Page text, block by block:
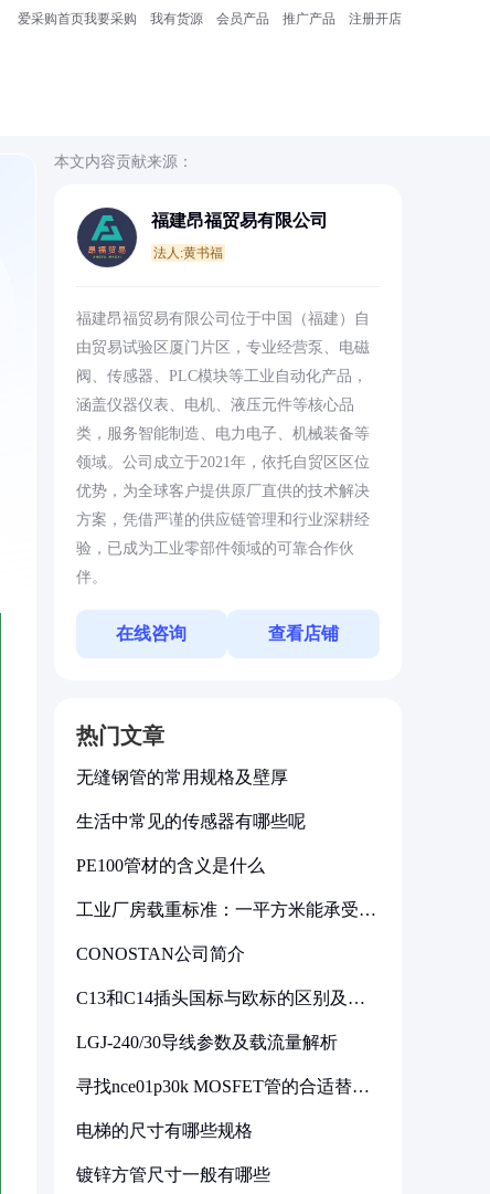
爱采购首页我要采购 我有货源 会员产品 推广产品 注册开店
本文内容贡献来源：
福建昂福贸易有限公司
法人:黄书福
福建昂福贸易有限公司位于中国（福建）自
由贸易试验区厦门片区，专业经营泵、电磁
阀、传感器、PLC模块等工业自动化产品，
涵盖仪器仪表、电机、液压元件等核心品
类，服务智能制造、电力电子、机械装备等
领域。公司成立于2021年，依托自贸区区位
优势，为全球客户提供原厂直供的技术解决
方案，凭借严谨的供应链管理和行业深耕经
验，已成为工业零部件领域的可靠合作伙
伴。
在线咨询 查看店铺
热门文章
无缝钢管的常用规格及壁厚
生活中常见的传感器有哪些呢
PE100管材的含义是什么
工业厂房载重标准：一平方米能承受多
CONOSTAN公司简介
C13和C14插头国标与欧标的区别及其
LGJ-240/30导线参数及载流量解析
寻找nce01p30k MOSFET管的合适替代
电梯的尺寸有哪些规格
镀锌方管尺寸一般有哪些